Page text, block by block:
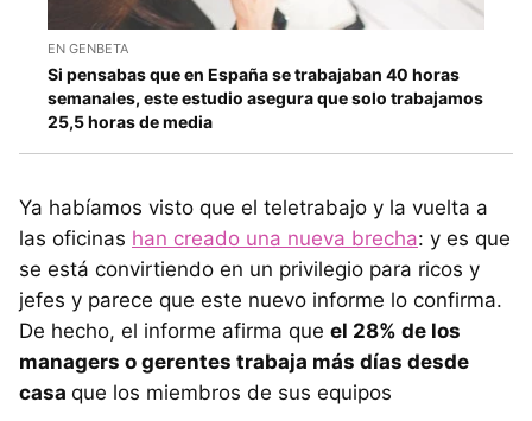
EN GENBETA
Si pensabas que en España se trabajaban 40 horas
semanales, este estudio asegura que solo trabajamos
25,5 horas de media
Ya habíamos visto que el teletrabajo y la vuelta a
las oficinas han creado una nueva brecha: y es que
se está convirtiendo en un privilegio para ricos y
jefes y parece que este nuevo informe lo confirma.
De hecho, el informe afirma que el 28% de los
managers o gerentes trabaja más días desde
casa que los miembros de sus equipos